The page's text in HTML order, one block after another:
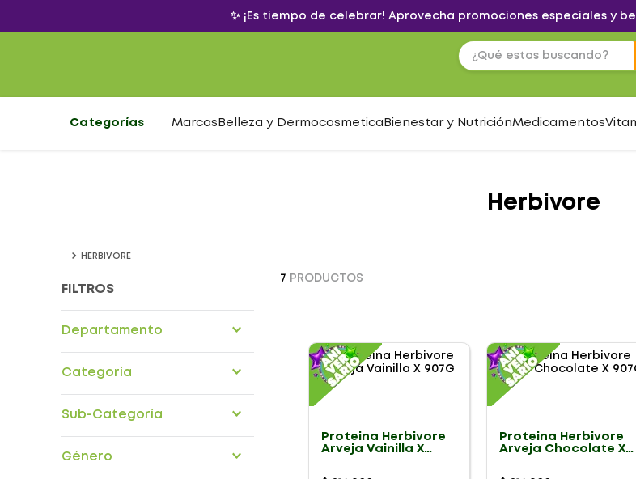
✨ ¡Es tiempo de celebrar! Aprovecha promociones especiales y
Categorías Marcas Belleza y Dermocosmetica Bienestar y NutriciónMedicamentos
Herbivore
HERBIVORE
FILTROS
Departamento
Categoría
Sub-Categoría
nutricionales
Género
7 PRODUCTOS
Proteina Herbivore
Arveja Vainilla X
Proteina Herbivore
Arveja Chocolate X